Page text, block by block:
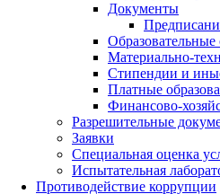
Документы
Образовательные
Материально-
Стипендии и
Платные
Финансово-
Разрешительные
Заявки
Специальная оценка
Испытательная
Противодействие коррупции